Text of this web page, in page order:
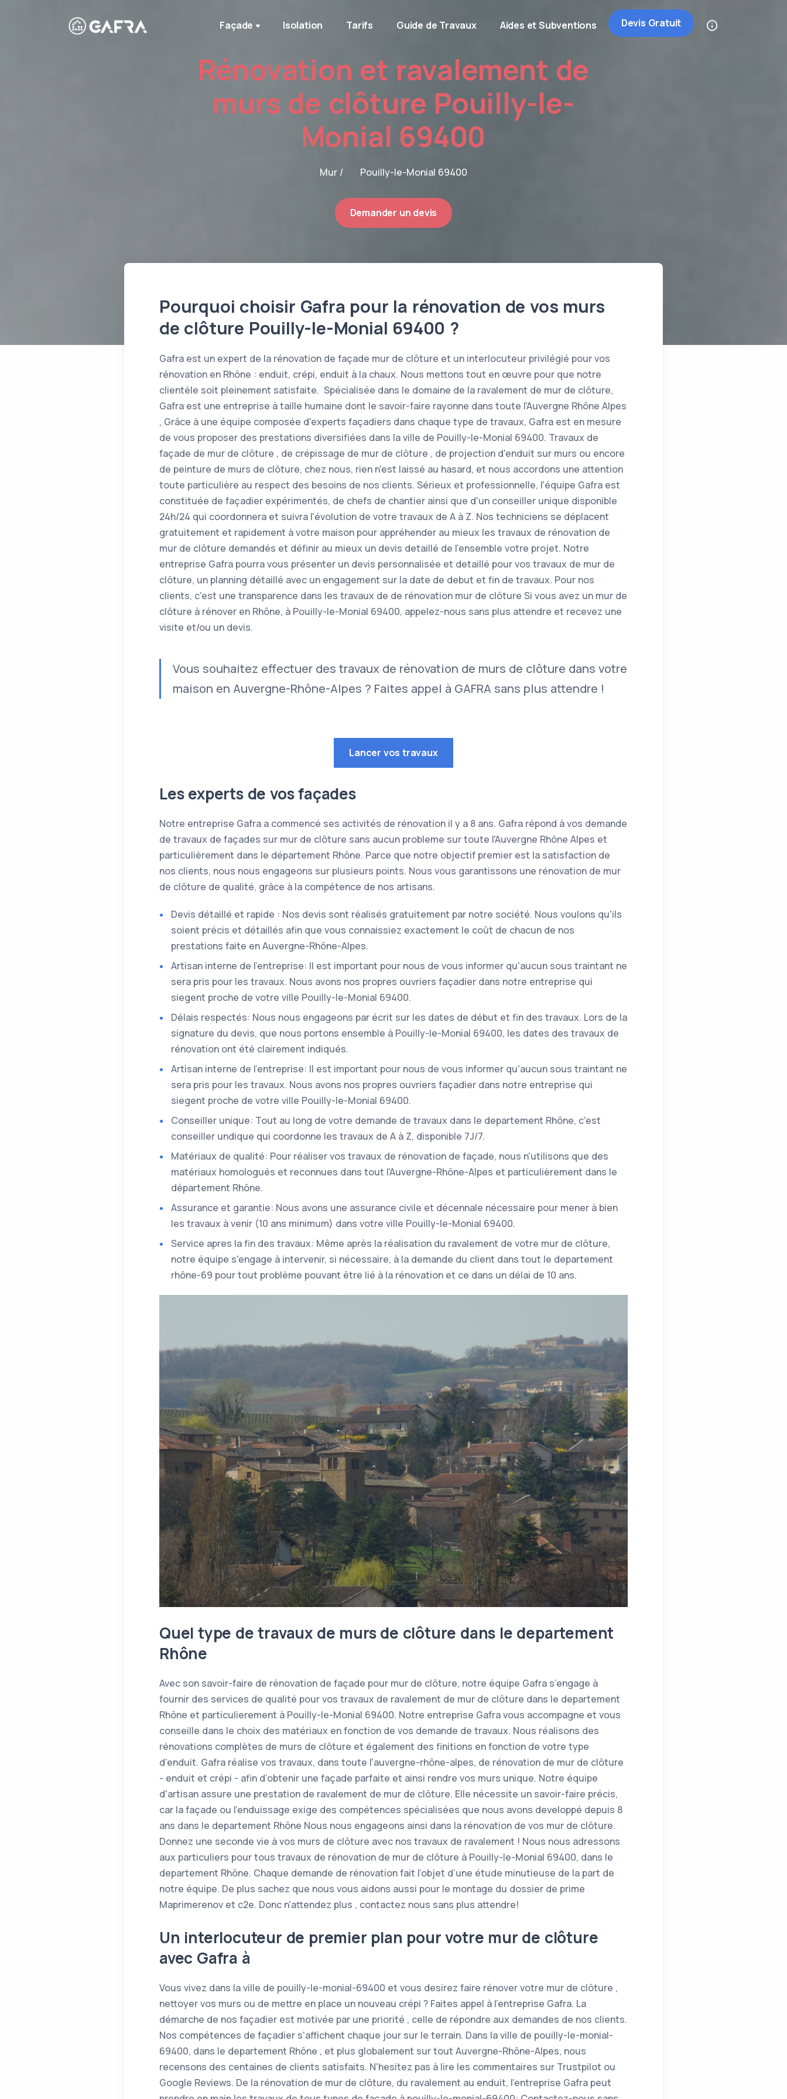
Façade Isolation Tarifs Guide de Travaux Aides et Subventions Devis Gratuit
Rénovation et ravalement de
murs de clôture Pouilly-le-
Monial 69400
Mur / Pouilly-le-Monial 69400
Demander un devis
Pourquoi choisir Gafra pour la rénovation de vos murs
de clôture Pouilly-le-Monial 69400 ?
Gafra est un expert de la rénovation de façade mur de clôture et un interlocuteur privilégié pour vos
rénovation en Rhône : enduit, crépi, enduit à la chaux. Nous mettons tout en œuvre pour que notre
clientèle soit pleinement satisfaite. Spécialisée dans le domaine de la ravalement de mur de clôture,
Gafra est une entreprise à taille humaine dont le savoir-faire rayonne dans toute l'Auvergne Rhône Alpes
, Grâce à une équipe composée d'experts façadiers dans chaque type de travaux, Gafra est en mesure
de vous proposer des prestations diversifiées dans la ville de Pouilly-le-Monial 69400. Travaux de
façade de mur de clôture , de crépissage de mur de clôture , de projection d'enduit sur murs ou encore
de peinture de murs de clôture, chez nous, rien n'est laissé au hasard, et nous accordons une attention
toute particulière au respect des besoins de nos clients. Sérieux et professionnelle, l'équipe Gafra est
constituée de façadier expérimentés, de chefs de chantier ainsi que d'un conseiller unique disponible
24h/24 qui coordonnera et suivra l'évolution de votre travaux de A à Z. Nos techniciens se déplacent
gratuitement et rapidement à votre maison pour appréhender au mieux les travaux de rénovation de
mur de clôture demandés et définir au mieux un devis detaillé de l'ensemble votre projet. Notre
entreprise Gafra pourra vous présenter un devis personnalisée et detaillé pour vos travaux de mur de
clôture, un planning détaillé avec un engagement sur la date de debut et fin de travaux. Pour nos
clients, c'est une transparence dans les travaux de de rénovation mur de clôture Si vous avez un mur de
clôture à rénover en Rhône, à Pouilly-le-Monial 69400, appelez-nous sans plus attendre et recevez une
visite et/ou un devis.
Vous souhaitez effectuer des travaux de rénovation de murs de clôture dans votre
maison en Auvergne-Rhône-Alpes ? Faites appel à GAFRA sans plus attendre !
Lancer vos travaux
Les experts de vos façades
Notre entreprise Gafra a commencé ses activités de rénovation il y a 8 ans. Gafra répond à vos demande
de travaux de façades sur mur de clôture sans aucun probleme sur toute l'Auvergne Rhône Alpes et
particulièrement dans le département Rhône. Parce que notre objectif premier est la satisfaction de
nos clients, nous nous engageons sur plusieurs points. Nous vous garantissons une rénovation de mur
de clôture de qualité, grâce à la compétence de nos artisans.
Devis détaillé et rapide : Nos devis sont réalisés gratuitement par notre société. Nous voulons qu'ils
soient précis et détaillés afin que vous connaissiez exactement le coût de chacun de nos
prestations faite en Auvergne-Rhône-Alpes.
Artisan interne de l'entreprise: Il est important pour nous de vous informer qu'aucun sous traintant ne
sera pris pour les travaux. Nous avons nos propres ouvriers façadier dans notre entreprise qui
siegent proche de votre ville Pouilly-le-Monial 69400.
Délais respectés: Nous nous engageons par écrit sur les dates de début et fin des travaux. Lors de la
signature du devis, que nous portons ensemble à Pouilly-le-Monial 69400, les dates des travaux de
rénovation ont été clairement indiqués.
Artisan interne de l'entreprise: Il est important pour nous de vous informer qu'aucun sous traintant ne
sera pris pour les travaux. Nous avons nos propres ouvriers façadier dans notre entreprise qui
siegent proche de votre ville Pouilly-le-Monial 69400.
Conseiller unique: Tout au long de votre demande de travaux dans le departement Rhône, c'est
conseiller undique qui coordonne les travaux de A à Z, disponible 7J/7.
Matériaux de qualité: Pour réaliser vos travaux de rénovation de façade, nous n'utilisons que des
matériaux homologués et reconnues dans tout l'Auvergne-Rhône-Alpes et particulièrement dans le
département Rhône.
Assurance et garantie: Nous avons une assurance civile et décennale nécessaire pour mener à bien
les travaux à venir (10 ans minimum) dans votre ville Pouilly-le-Monial 69400.
Service apres la fin des travaux: Même après la réalisation du ravalement de votre mur de clôture,
notre équipe s'engage à intervenir, si nécessaire, à la demande du client dans tout le departement
rhône-69 pour tout problème pouvant être lié à la rénovation et ce dans un délai de 10 ans.
Quel type de travaux de murs de clôture dans le departement
Rhône
Avec son savoir-faire de rénovation de façade pour mur de clôture, notre équipe Gafra s’engage à
fournir des services de qualité pour vos travaux de ravalement de mur de clôture dans le departement
Rhône et particulierement à Pouilly-le-Monial 69400. Notre entreprise Gafra vous accompagne et vous
conseille dans le choix des matériaux en fonction de vos demande de travaux. Nous réalisons des
rénovations complètes de murs de clôture et également des finitions en fonction de votre type
d’enduit. Gafra réalise vos travaux, dans toute l'auvergne-rhône-alpes, de rénovation de mur de clôture
- enduit et crépi - afin d’obtenir une façade parfaite et ainsi rendre vos murs unique. Notre équipe
d'artisan assure une prestation de ravalement de mur de clôture. Elle nécessite un savoir-faire précis,
car la façade ou l'enduissage exige des compétences spécialisées que nous avons developpé depuis 8
ans dans le departement Rhône Nous nous engageons ainsi dans la rénovation de vos mur de clôture.
Donnez une seconde vie à vos murs de clôture avec nos travaux de ravalement ! Nous nous adressons
aux particuliers pour tous travaux de rénovation de mur de clôture à Pouilly-le-Monial 69400, dans le
departement Rhône. Chaque demande de rénovation fait l’objet d’une étude minutieuse de la part de
notre équipe. De plus sachez que nous vous aidons aussi pour le montage du dossier de prime
Maprimerenov et c2e. Donc n'attendez plus , contactez nous sans plus attendre!
Un interlocuteur de premier plan pour votre mur de clôture
avec Gafra à
Vous vivez dans la ville de pouilly-le-monial-69400 et vous desirez faire rénover votre mur de clôture ,
nettoyer vos murs ou de mettre en place un nouveau crépi ? Faites appel à l'entreprise Gafra. La
démarche de nos façadier est motivée par une priorité , celle de répondre aux demandes de nos clients.
Nos compétences de façadier s'affichent chaque jour sur le terrain. Dans la ville de pouilly-le-monial-
69400, dans le departement Rhône , et plus globalement sur tout Auvergne-Rhône-Alpes, nous
recensons des centaines de clients satisfaits. N'hesitez pas à lire les commentaires sur Trustpilot ou
Google Reviews. De la rénovation de mur de clôture, du ravalement au enduit, l’entreprise Gafra peut